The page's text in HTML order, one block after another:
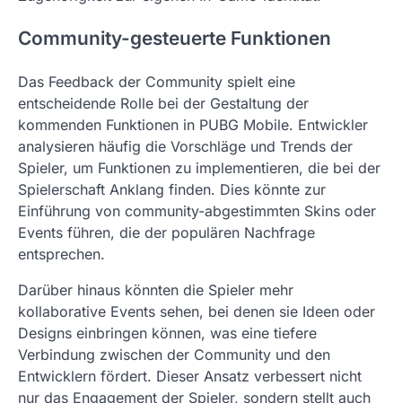
Community-gesteuerte Funktionen
Das Feedback der Community spielt eine
entscheidende Rolle bei der Gestaltung der
kommenden Funktionen in PUBG Mobile. Entwickler
analysieren häufig die Vorschläge und Trends der
Spieler, um Funktionen zu implementieren, die bei der
Spielerschaft Anklang finden. Dies könnte zur
Einführung von community-abgestimmten Skins oder
Events führen, die der populären Nachfrage
entsprechen.
Darüber hinaus könnten die Spieler mehr
kollaborative Events sehen, bei denen sie Ideen oder
Designs einbringen können, was eine tiefere
Verbindung zwischen der Community und den
Entwicklern fördert. Dieser Ansatz verbessert nicht
nur das Engagement der Spieler, sondern stellt auch